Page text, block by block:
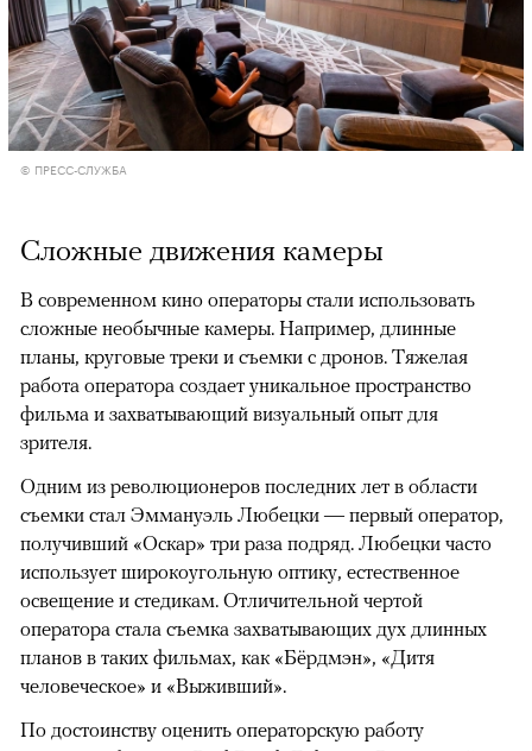
© ПРЕСС-СЛУЖБА
Сложные движения камеры
В современном кино операторы стали использовать
сложные необычные камеры. Например, длинные
планы, круговые треки и съемки с дронов. Тяжелая
работа оператора создает уникальное пространство
фильма и захватывающий визуальный опыт для
зрителя.
Одним из революционеров последних лет в области
съемки стал Эммануэль Любецки — первый оператор,
получивший «Оскар» три раза подряд. Любецки часто
использует широкоугольную оптику, естественное
освещение и стедикам. Отличительной чертой
оператора стала съемка захватывающих дух длинных
планов в таких фильмах, как «Бёрдмэн», «Дитя
человеческое» и «Выживший».
По достоинству оценить операторскую работу